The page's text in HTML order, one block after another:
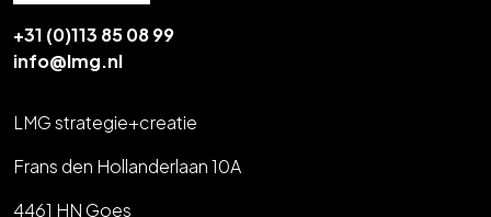
+31 (0)113 85 08 99
info@lmg.nl
LMG strategie+creatie
Frans den Hollanderlaan 10A
4461 HN Goes